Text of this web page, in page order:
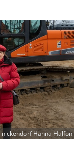
Hanna Halfon